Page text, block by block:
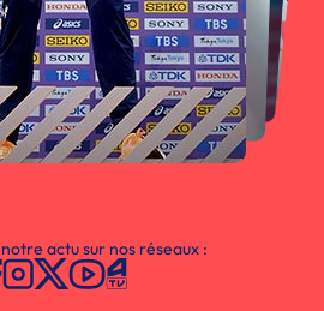
actu sur nos réseaux :